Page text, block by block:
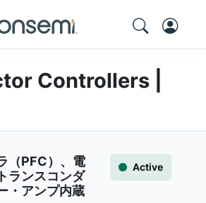
Controllers |
（PFC）、電
ランスコンダ
・アンプ内蔵
Active